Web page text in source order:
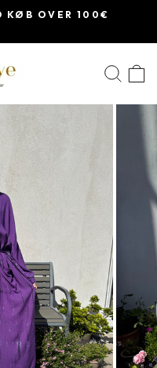
KØB OVER 100€